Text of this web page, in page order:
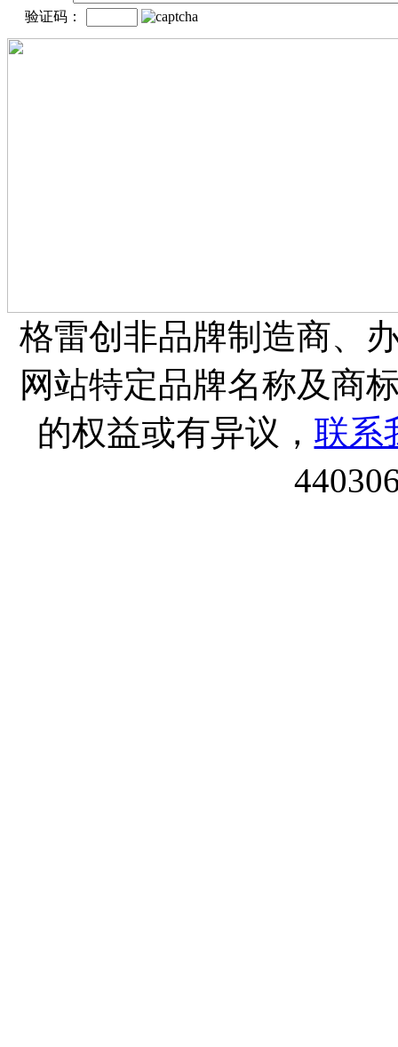
验证码：
格雷创非品牌制造商、
网站特定品牌名称及商
的权益或有异议， 联系